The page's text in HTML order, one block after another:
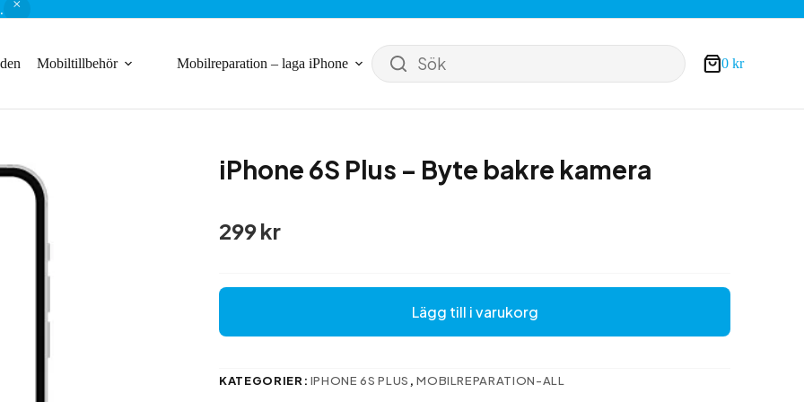
Mobiltillbehör Mobilreparation – laga iPhone Sök Varukorg
0 kr
iPhone 6S Plus – Byte bakre kamera
299kr
Lägg till i varukorg
KATEGORIER: IPHONE 6S PLUS ,MOBILREPARATION-ALL